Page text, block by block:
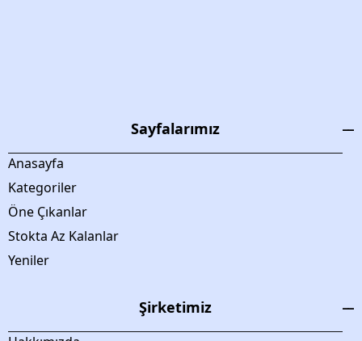
Sayfalarımız
Anasayfa
Kategoriler
Öne Çıkanlar
Stokta Az Kalanlar
Yeniler
Şirketimiz